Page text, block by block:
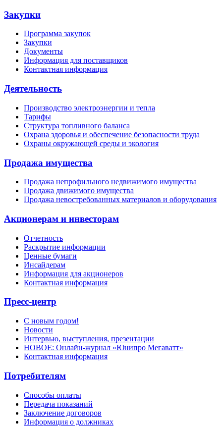
Закупки
Программа закупок
Закупки
Документы
Информация для поставщиков
Контактная информация
Деятельность
Производство электроэнергии и тепла
Тарифы
Структура топливного баланса
Охрана здоровья и обеспечение безопасности труда
Охраны окружающей среды и экология
Продажа имущества
Продажа непрофильного недвижимого имущества
Продажа движимого имущества
Продажа невостребованных материалов и оборудования
Акционерам и инвесторам
Отчетность
Раскрытие информации
Ценные бумаги
Инсайдерам
Информация для акционеров
Контактная информация
Пресс-центр
С новым годом!
Новости
Интервью, выступления, презентации
НОВОЕ: Онлайн-журнал «Юнипро Мегаватт»
Контактная информация
Потребителям
Способы оплаты
Передача показаний
Заключение договоров
Информация о должниках